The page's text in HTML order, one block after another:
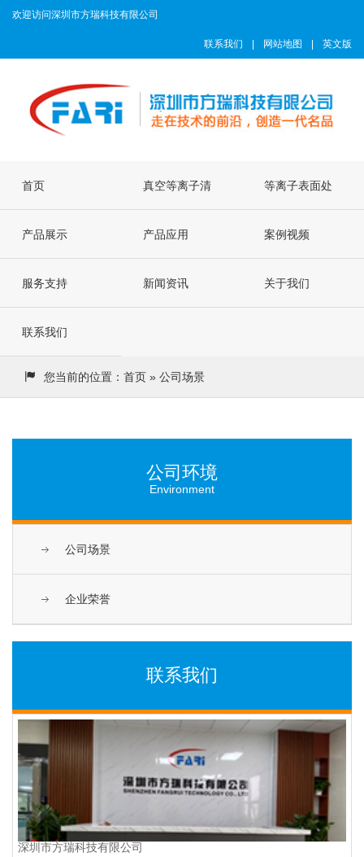
欢迎访问深圳市方瑞科技有限公司
联系我们 网站地图 英文版
首页 真空等离子清
洗机
等离子表面处
理机
产品展示 产品应用 案例视频
服务支持 新闻资讯 关于我们
联系我们
您当前的位置： 首页 » 公司场景
公司环境
Environment
公司场景
企业荣誉
联系我们
深圳市方瑞科技有限公司